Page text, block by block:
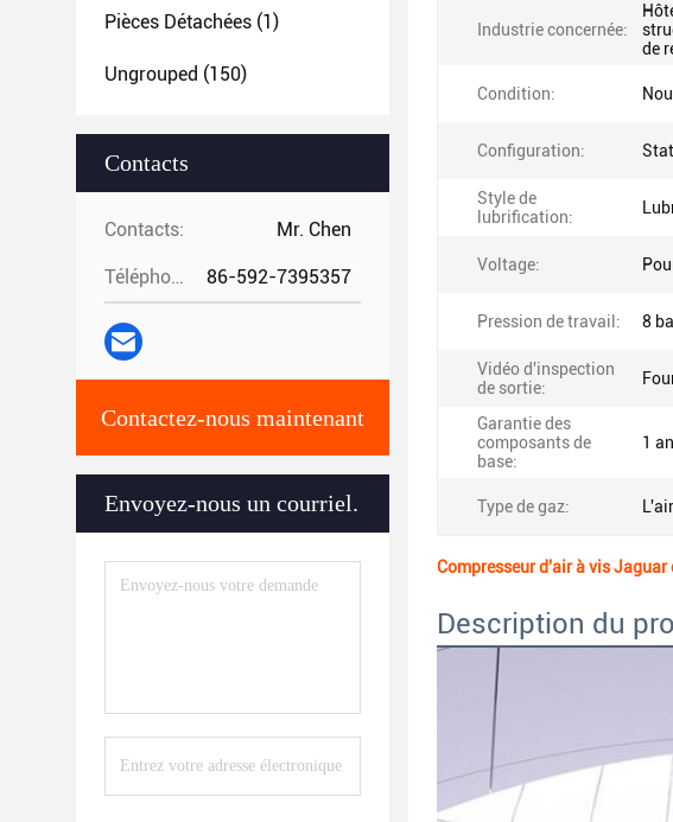
Pièces Détachées (1)
Ungrouped (150)
Contacts
Contacts: Mr. Chen
Téléphone: 86-592-7395357
Contactez-nous maintenant
Envoyez-nous un courriel.
Industrie concernée:
de
Condition:
Configuration:
Style de
lubrification:
Voltage:
Pression de travail: 8
Vidéo d'inspection
de sortie:
Garantie des
composants de
base:
1
Type de gaz: L'air
Compresseur d'air à vis Jaguar
Description du